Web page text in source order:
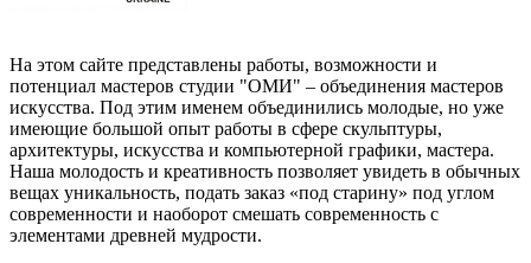
На этом сайте представлены работы, возможности и
потенциал мастеров студии "ОМИ" – объединения мастеров
искусства. Под этим именем объединились молодые, но уже
имеющие большой опыт работы в сфере скульптуры,
архитектуры, искусства и компьютерной графики, мастера.
Наша молодость и креативность позволяет увидеть в обычных
вещах уникальность, подать заказ «под старину» под углом
современности и наоборот смешать современность с
элементами древней мудрости.